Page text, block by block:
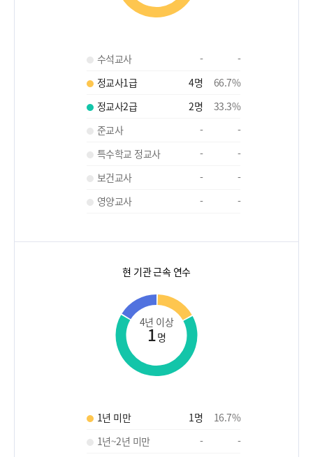
수석교사 -
-
정교사1급
4명 66.7%
정교사2급
2명 33.3%
준교사
-
-
특수학교 정교사
-
-
보건교사
-
-
영양교사
- -
현 기관 근속 연수
4년 이상
1명
1년 미만 1명 16.7%
1년~2년 미만
-
-